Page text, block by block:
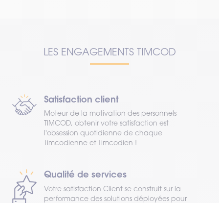
LES ENGAGEMENTS TIMCOD
Satisfaction client
Moteur de la motivation des personnels
TIMCOD, obtenir votre satisfaction est
l'obsession quotidienne de chaque
Timcodienne et Timcodien !
Qualité de services
Votre satisfaction Client se construit sur la
performance des solutions déployées pour